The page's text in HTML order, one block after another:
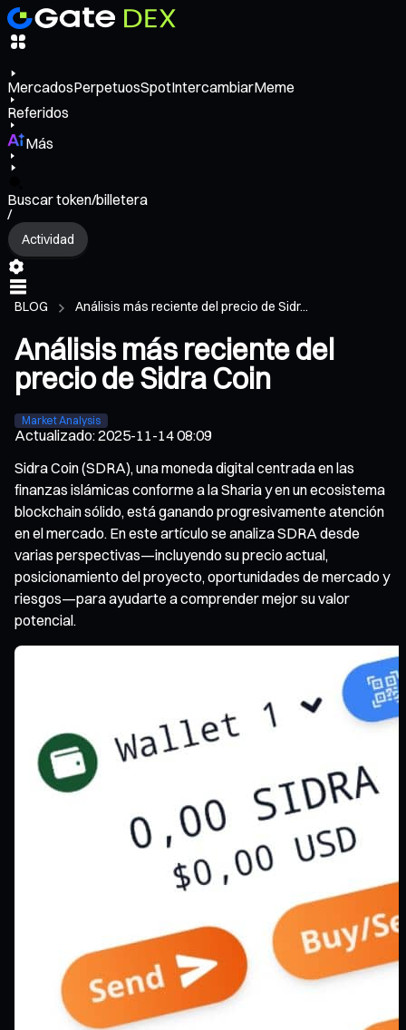
MercadosPerpetuosSpotIntercambiarMeme
Referidos
Más
Buscar token/billetera
/
Actividad
BLOG Análisis más reciente del precio de Sidr...
Análisis más reciente del
precio de Sidra Coin
Market Analysis
Actualizado:2025-11-14 08:09
Sidra Coin (SDRA), una moneda digital centrada en las
finanzas islámicas conforme a la Sharia y en un ecosistema
blockchain sólido, está ganando progresivamente atención
en el mercado. En este artículo se analiza SDRA desde
varias perspectivas—incluyendo su precio actual,
posicionamiento del proyecto, oportunidades de mercado y
riesgos—para ayudarte a comprender mejor su valor
potencial.